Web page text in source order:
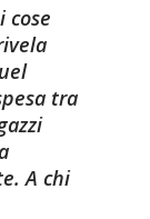
cose
tra
A chi